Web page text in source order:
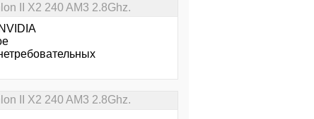
II X2 240 AM3 2.8Ghz.
II X2 240 AM3 2.8Ghz.